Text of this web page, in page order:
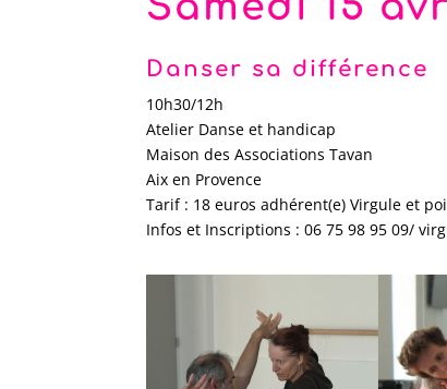
Danser sa différence
10h30/12h
Atelier Danse et handicap
Maison des Associations Tavan
Aix en Provence
Tarif : 18 euros adhérent(e) Virgule et
Infos et Inscriptions : 06 75 98 95 09/